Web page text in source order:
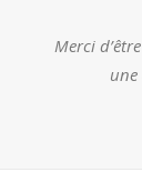
Merci
une